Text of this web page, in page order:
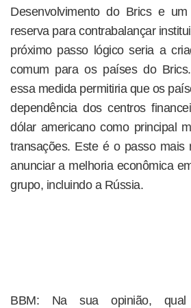
Desenvolvimento do Brics e
reserva para contrabalançar
próximo passo lógico seria a
comum para os países do
essa medida permitiria que os
dependência dos centros
dólar americano como principal
transações. Este é o passo mais
anunciar a melhoria econômica
grupo, incluindo a Rússia.
BBM: Na sua opinião, qual